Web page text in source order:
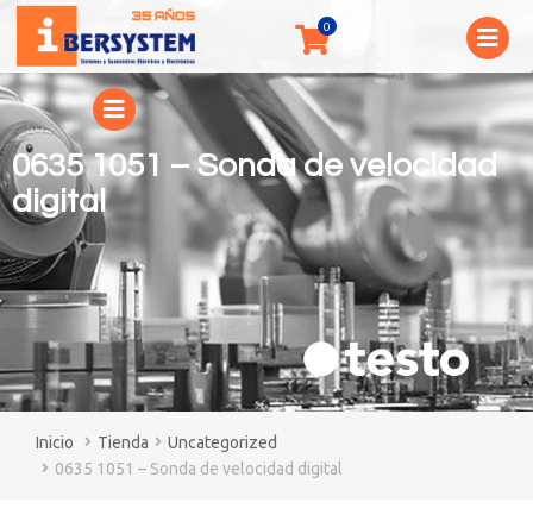
0635 1051 – Sonda de velocidad
digital
You are here:
Tienda
Uncategorized
0635 1051 – Sonda de velocidad digital